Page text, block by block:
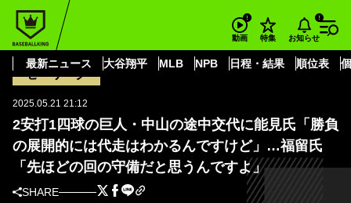
動画 特集 お知らせ
最新ニュース 大谷翔平 MLB NPB 日程・結果 順位表
BASEBALL KING
中山 礼都
2安打1四球の巨人・中山の途中交代に能見氏「勝負の展開的には代走はわか
るんですけど」…福留氏「先ほどの回の守備だと思うんですよ」
セ・リーグ
2025.05.21 21:12
2安打1四球の巨人・中山の途中交代に能見氏「勝負
の展開的には代走はわかるんですけど」…福留氏
「先ほどの回の守備だと思うんですよ」
SHARE